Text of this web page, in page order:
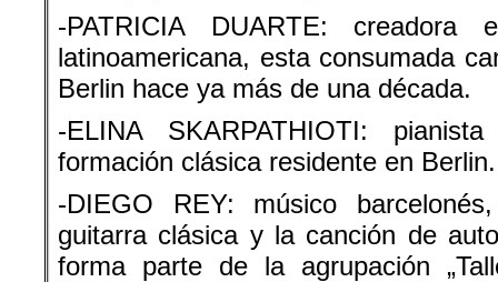
-PATRICIA DUARTE:
latinoamericana, esta consumada
Berlin hace ya más de una década.
-ELINA SKARPATHIOTI:
formación clásica residente en Berlin.
-DIEGO REY: músico
guitarra clásica y la canción de
forma parte de la agrupación